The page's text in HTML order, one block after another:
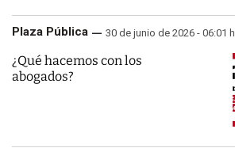
Plaza Pública 30 de junio de 2026 - 06:01 h
¿Qué hacemos con los
abogados?